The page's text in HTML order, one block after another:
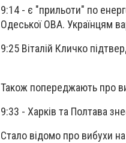
9:14 - є "прильоти" по
Одеської ОВА. Українцям
9:25 Віталій Кличко
Також попереджають про
9:33 - Харків та Полтава
Стало відомо про вибухи